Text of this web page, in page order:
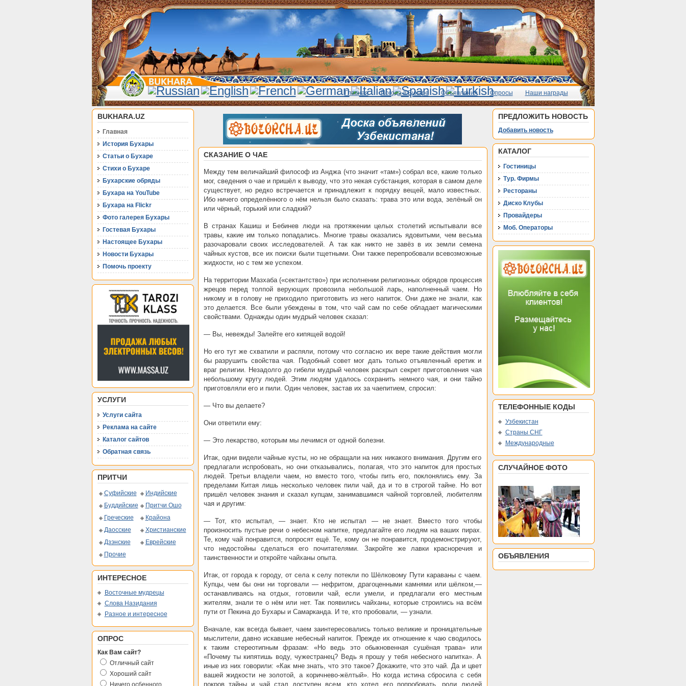
Главная Погода в Бухаре Объявления Опросы Наши награды
BUKHARA.UZ
Главная
История Бухары
Статьи о Бухаре
Стихи о Бухаре
Бухарские обряды
Бухара на YouTube
Бухара на Flickr
Фото галерея Бухары
Гостевая Бухары
Настоящее Бухары
Новости Бухары
Помочь проекту
УСЛУГИ
Услуги сайта
Реклама на сайте
Каталог сайтов
Обратная связь
ПРИТЧИ
Суфийские
Индийские
Буддийские
Притчи Ошо
Греческие
Крайона
Даосские
Христианские
Дзэнские
Еврейские
Прочие
ИНТЕРЕСНОЕ
Восточные мудрецы
Слова Назидания
Разное и интересное
ОПРОС
Как Вам сайт?
Отличный сайт
Хороший сайт
Ничего осбенного
СКАЗАНИЕ О ЧАЕ
Между тем величайший философ из Анджа (что значит «там») собрал все, какие только
мог, сведения о чае и пришёл к выводу, что это некая субстанция, которая в самом деле
существует, но редко встречается и принадлежит к порядку вещей, мало известных.
Ибо ничего определённого о нём нельзя было сказать: трава это или вода, зелёный он
или чёрный, горький или сладкий?
В странах Кашиш и Бебинев люди на протяжении целых столетий испытывали все
травы, какие им только попадались. Многие травы оказались ядовитыми, чем весьма
разочаровали своих исследователей. А так как никто не завёз в их земли семена
чайных кустов, все их поиски были тщетными. Они также перепробовали всевозможные
жидкости, но с тем же успехом.
На территории Мазхаба («сектантство») при исполнении религиозных обрядов процессия
жрецов перед толпой верующих провозила небольшой ларь, наполненный чаем. Но
никому и в голову не приходило приготовить из него напиток. Они даже не знали, как
это делается. Все были убеждены в том, что чай сам по себе обладает магическими
свойствами. Однажды один мудрый человек сказал:
— Вы, невежды! Залейте его кипящей водой!
Но его тут же схватили и распяли, потому что согласно их вере такие действия могли
бы разрушить свойства чая. Подобный совет мог дать только отъявленный еретик и
враг религии. Незадолго до гибели мудрый человек раскрыл секрет приготовления чая
небольшому кругу людей. Этим людям удалось сохранить немного чая, и они тайно
приготовляли его и пили. Один человек, застав их за чаепитием, спросил:
— Что вы делаете?
Они ответили ему:
— Это лекарство, которым мы лечимся от одной болезни.
Итак, одни видели чайные кусты, но не обращали на них никакого внимания. Другим его
предлагали испробовать, но они отказывались, полагая, что это напиток для простых
людей. Третьи владели чаем, но вместо того, чтобы пить его, поклонялись ему. За
пределами Китая лишь несколько человек пили чай, да и то в строгой тайне. Но вот
пришёл человек знания и сказал купцам, занимавшимся чайной торговлей, любителям
чая и другим:
— Тот, кто испытал, — знает. Кто не испытал — не знает. Вместо того чтобы
произносить пустые речи о небесном напитке, предлагайте его людям на ваших пирах.
Те, кому чай понравится, попросят ещё. Те, кому он не понравится, продемонстрируют,
что недостойны сделаться его почитателями. Закройте же лавки красноречия и
таинственности и откройте чайханы опыта.
Итак, от города к городу, от села к селу потекли по Шёлковому Пути караваны с чаем.
Купцы, чем бы они ни торговали — нефритом, драгоценными камнями или шёлком,—
останавливаясь на отдых, готовили чай, если умели, и предлагали его местным
жителям, знали те о нём или нет. Так появились чайханы, которые строились на всём
пути от Пекина до Бухары и Самарканда. И те, кто пробовали, — узнали.
Вначале, как всегда бывает, чаем заинтересовались только великие и проницательные
мыслители, давно искавшие небесный напиток. Прежде их отношение к чаю сводилось
к таким стереотипным фразам: «Но ведь это обыкновенная сушёная трава» или
«Почему ты кипятишь воду, чужестранец? Ведь я прошу у тебя небесного напитка». А
иные из них говорили: «Как мне знать, что это такое? Докажите, что это чай. Да и цвет
вашей жидкости не золотой, а коричнево-жёлтый». Но когда истина сбросила с себя
покров тайны и чай стал доступен всем, кто хотел его попробовать, роли людей
ПРЕДЛОЖИТЬ НОВОСТЬ
Добавить новость
КАТАЛОГ
Гостиницы
Тур. Фирмы
Рестораны
Диско Клубы
Провайдеры
Моб. Операторы
ТЕЛЕФОННЫЕ КОДЫ
Узбекистан
Страны СНГ
Международные
СЛУЧАЙНОЕ ФОТО
ОБЪЯВЛЕНИЯ